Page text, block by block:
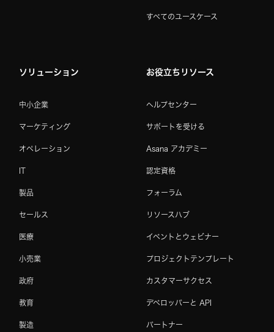
すべてのユースケース
ソリューション
中小企業
マーケティング
オペレーション
IT
製品
セールス
医療
小売業
政府
教育
製造
お役立ちリソース
ヘルプセンター
サポートを受ける
Asana アカデミー
認定資格
フォーラム
リソースハブ
イベントとウェビナー
プロジェクトテンプレート
カスタマーサクセス
デベロッパーと API
パートナー